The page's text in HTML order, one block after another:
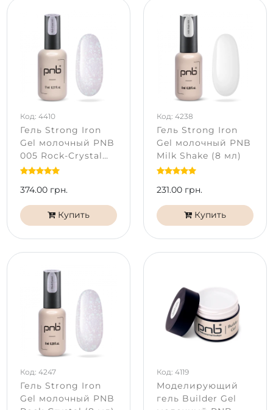
Код: 4410
Гель Strong Iron
Gel молочный PNB
005 Rock-Crystal
(17 мл)
374.00 грн.
Купить
Код: 4238
Гель Strong Iron
Gel молочный PNB
Milk Shake (8 мл)
231.00 грн.
Купить
Код: 4247
Гель Strong Iron
Gel молочный PNB
Код: 4119
Моделирующий
гель Builder Gel